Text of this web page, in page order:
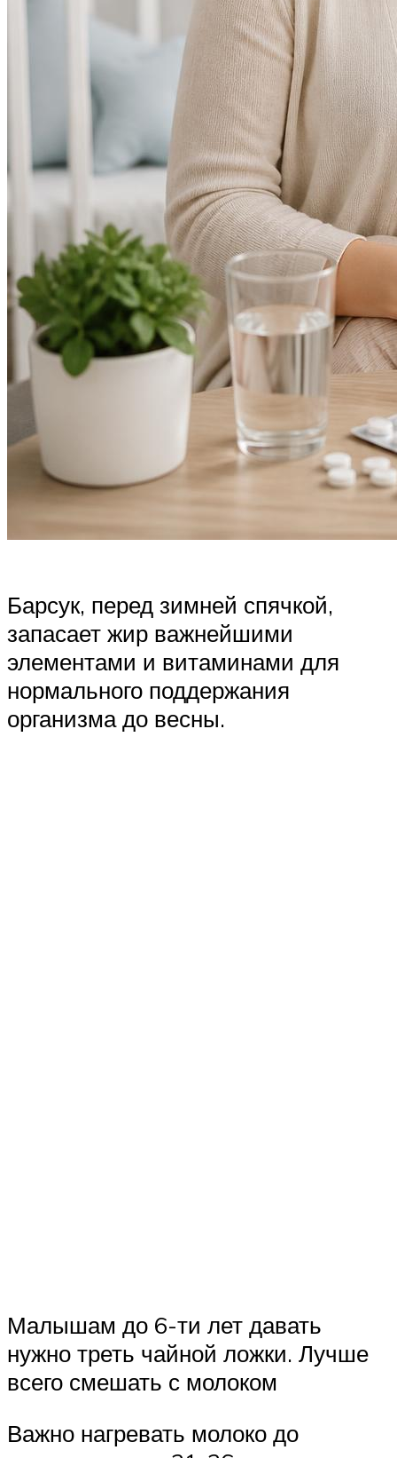
Барсук, перед зимней спячкой,
запасает жир важнейшими
элементами и витаминами для
нормального поддержания
организма до весны.
Малышам до 6-ти лет давать
нужно треть чайной ложки. Лучше
всего смешать с молоком
Важно нагревать молоко до